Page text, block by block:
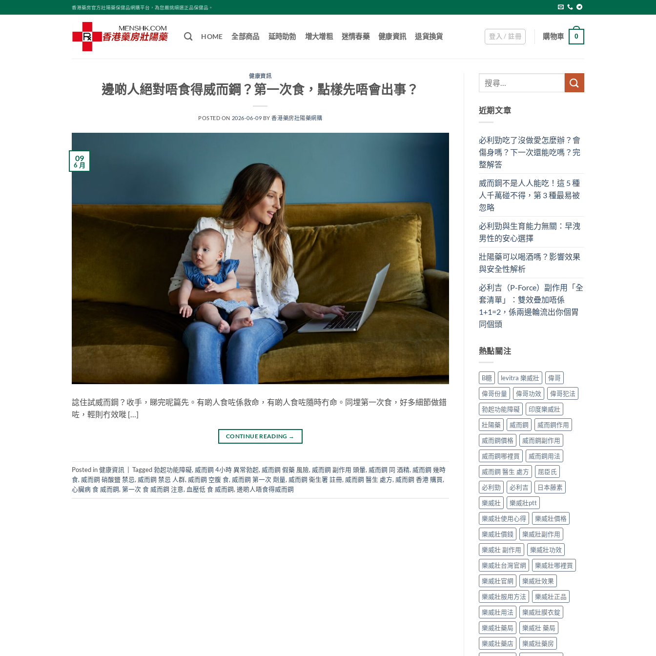
to
香港藥房官方壯陽藥保健品網購平台，為您嚴挑細選正品保健品。
HOME 全部商品 延時助勃 增大增粗 迷情春藥 健康資訊 退貨換貨 登入 / 註冊 購物車 0
健康資訊
邊啲人絕對唔食得威而鋼？第一次食，點樣先唔會出事？
POSTED ON 2026-06-09 BY香港藥房壯陽藥網購
09
6 月
諗住試威而鋼？收手，睇完呢篇先。有啲人食咗係救命，有啲人食咗隨時冇命。同埋第一次食，好多細節做錯
咗，輕則冇效嘥 […]
CONTINUE READING →
Posted in健康資訊 Tagged勃起功能障礙, 威而鋼 4小時 異常勃起, 威而鋼 假藥 風險, 威而鋼 副作用 頭暈, 威而鋼 同 酒精, 威而鋼 幾時
食, 威而鋼 硝酸鹽 禁忌, 威而鋼 禁忌 人群, 威而鋼 空腹 食, 威而鋼 第一次 劑量, 威而鋼 衛生署 註冊, 威而鋼 醫生 處方, 威而鋼 香港 購買,
心臟病 食 威而鋼,第一次 食 威而鋼 注意, 血壓低 食 威而鋼,邊啲人唔食得威而鋼
近期文章
必利勁吃了沒做愛怎麼辦？會
傷身嗎？下一次還能吃嗎？完
整解答
威而鋼不是人人能吃！這 5 種
人千萬碰不得，第 3 種最易被
忽略
必利勁與生育能力無關：早洩
男性的安心選擇
壯陽藥可以喝酒嗎？影響效果
與安全性解析
必利吉（P-Force）副作用「全
套清單」：雙效疊加唔係
1+1=2，係兩邊輪流出你個胃
同個頭
熱點關注
B糖 levitra 樂威壯
偉哥
偉哥份量
偉哥功效
偉哥犯法
勃起功能障礙
印度樂威壯
壯陽藥
威而鋼
威而鋼作用
威而鋼價格
威而鋼副作用
威而鋼哪裡買
威而鋼用法
威而鋼 醫生 處方
屈臣氏
必利勁
必利吉
日本藤素
樂威壯
樂威壯ptt
樂威壯使用心得
樂威壯價格
樂威壯價錢
樂威壯副作用
樂威壯 副作用
樂威壯功效
樂威壯台灣官網
樂威壯哪裡買
樂威壯官網
樂威壯效果
樂威壯服用方法
樂威壯正品
樂威壯用法
樂威壯膜衣錠
樂威壯藥局
樂威壯 藥局
樂威壯藥店
樂威壯藥房